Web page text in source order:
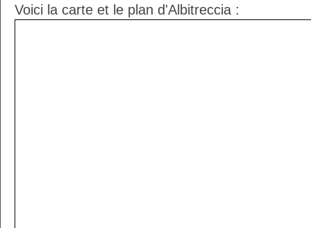
Voici la carte et le plan d'Albitreccia :